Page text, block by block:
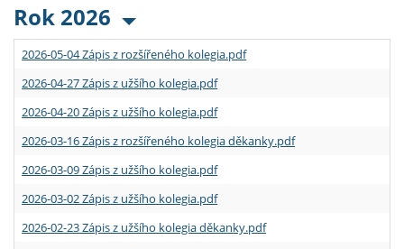
Rok 2026
2026-05-04 Zápis z rozšířeného kolegia.pdf
2026-04-27 Zápis z užšího kolegia.pdf
2026-04-20 Zápis z užšího kolegia.pdf
2026-03-16 Zápis z rozšířeného kolegia děkanky.pdf
2026-03-09 Zápis z užšího kolegia.pdf
2026-03-02 Zápis z užšího kolegia.pdf
2026-02-23 Zápis z užšího kolegia děkanky.pdf